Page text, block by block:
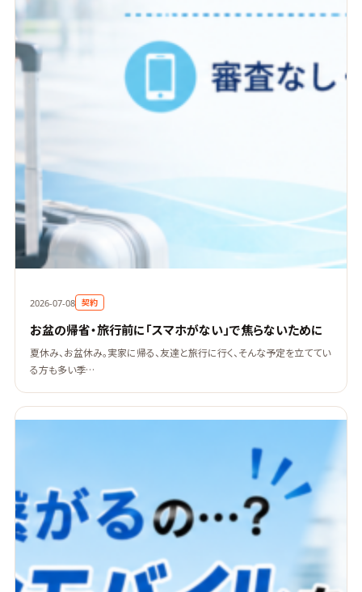
2026-07-08 契約
お盆の帰省・旅行前に「スマホがない」で焦らないために
夏休み、お盆休み。実家に帰る、友達と旅行に行く、そんな予定を立ててい
る方も多い季…